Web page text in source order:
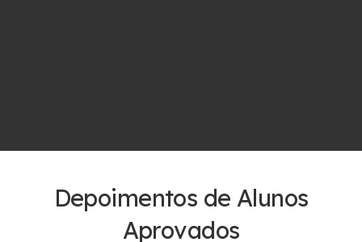
Depoimentos de Alunos
Aprovados